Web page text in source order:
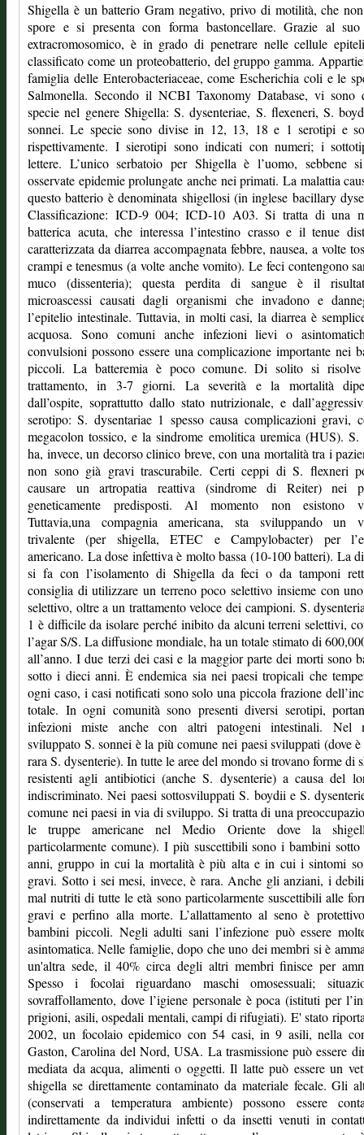
Shigella è un batterio Gram negativo, privo di motilità, che
spore e si presenta con forma bastoncellare. Grazie al
extracromosomico, è in grado di penetrare nelle cellule
classificato come un proteobatterio, del gruppo gamma.
famiglia delle Enterobacteriaceae, come Escherichia coli e le
Salmonella. Secondo il NCBI Taxonomy Database, vi sono
specie nel genere Shigella: S. dysenteriae, S. flexeneri, S.
sonnei. Le specie sono divise in 12, 13, 18 e 1 serotipi e
rispettivamente. I sierotipi sono indicati con numeri; i
lettere. L’unico serbatoio per Shigella è l’uomo, sebbene
osservate epidemie prolungate anche nei primati. La malattia
questo batterio è denominata shigellosi (in inglese bacillary
Classificazione: ICD-9 004; ICD-10 A03. Si tratta di una
batterica acuta, che interessa l’intestino crasso e il tenue
caratterizzata da diarrea accompagnata febbre, nausea, a volte
crampi e tenesmus (a volte anche vomito). Le feci contengono
muco (dissenteria); questa perdita di sangue è il
microascessi causati dagli organismi che invadono e
l’epitelio intestinale. Tuttavia, in molti casi, la diarrea è
acquosa. Sono comuni anche infezioni lievi o
convulsioni possono essere una complicazione importante nei
piccoli. La batteremia è poco comune. Di solito si risolve
trattamento, in 3-7 giorni. La severità e la mortalità
dall’ospite, soprattutto dallo stato nutrizionale, e
serotipo: S. dysentariae 1 spesso causa complicazioni gravi,
megacolon tossico, e la sindrome emolitica uremica (HUS). S.
ha, invece, un decorso clinico breve, con una mortalità tra i
non sono già gravi trascurabile. Certi ceppi di S. flexneri
causare un artropatia reattiva (sindrome di Reiter) nei
geneticamente predisposti. Al momento non esistono
Tuttavia,una compagnia americana, sta sviluppando un
trivalente (per shigella, ETEC e Campylobacter) per
americano. La dose infettiva è molto bassa (10-100 batteri). La
si fa con l’isolamento di Shigella da feci o da tamponi
consiglia di utilizzare un terreno poco selettivo insieme con
selettivo, oltre a un trattamento veloce dei campioni. S.
1 è difficile da isolare perché inibito da alcuni terreni selettivi,
l’agar S/S. La diffusione mondiale, ha un totale stimato di
all’anno. I due terzi dei casi e la maggior parte dei morti sono
sotto i dieci anni. È endemica sia nei paesi tropicali che
ogni caso, i casi notificati sono solo una piccola frazione
totale. In ogni comunità sono presenti diversi serotipi,
infezioni miste anche con altri patogeni intestinali. Nel
sviluppato S. sonnei è la più comune nei paesi sviluppati (dove è
rara S. dysenterie). In tutte le aree del mondo si trovano forme di
resistenti agli antibiotici (anche S. dysenterie) a causa del
indiscriminato. Nei paesi sottosviluppati S. boydii e S.
comune nei paesi in via di sviluppo. Si tratta di una
le truppe americane nel Medio Oriente dove la
particolarmente comune). I più suscettibili sono i bambini
anni, gruppo in cui la mortalità è più alta e in cui i sintomi
gravi. Sotto i sei mesi, invece, è rara. Anche gli anziani, i
mal nutriti di tutte le età sono particolarmente suscettibili alle
gravi e perfino alla morte. L’allattamento al seno è
bambini piccoli. Negli adulti sani l’infezione può essere
asintomatica. Nelle famiglie, dopo che uno dei membri si è
un'altra sede, il 40% circa degli altri membri finisce per
Spesso i focolai riguardano maschi omosessuali;
sovraffollamento, dove l’igiene personale è poca (istituti per
prigioni, asili, ospedali mentali, campi di rifugiati). E' stato
2002, un focolaio epidemico con 54 casi, in 9 asili, nella
Gaston, Carolina del Nord, USA. La trasmissione può essere
mediata da acqua, alimenti o oggetti. Il latte può essere un
shigella se direttamente contaminato da materiale fecale. Gli
(conservati a temperatura ambiente) possono essere
indirettamente da individui infetti o da insetti venuti in